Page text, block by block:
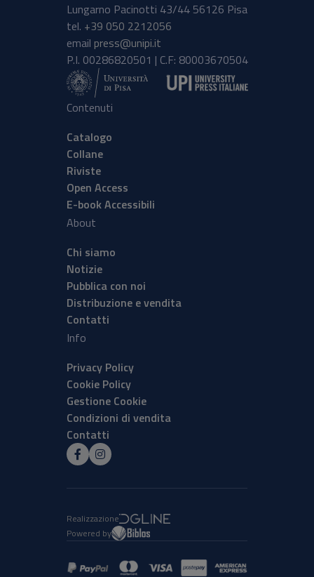
Lungarno Pacinotti 43/44 56126 Pisa
tel. +39 050 2212056
email press@unipi.it
P.I. 00286820501 | C.F: 80003670504
Contenuti
Catalogo
Collane
Riviste
Open Access
E-book Accessibili
About
Chi siamo
Notizie
Pubblica con noi
Distribuzione e vendita
Contatti
Info
Privacy Policy
Cookie Policy
Gestione Cookie
Condizioni di vendita
Contatti
Realizzazione
Powered by